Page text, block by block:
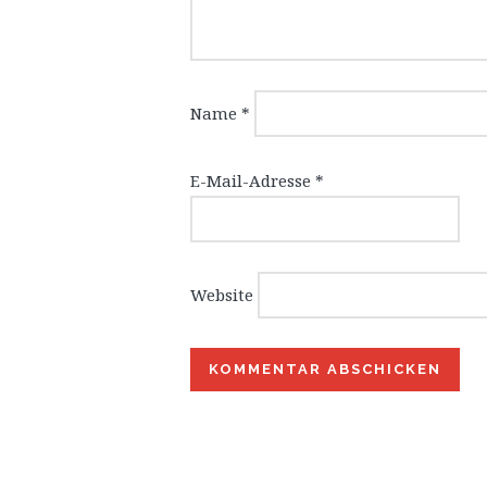
Name *
E-Mail-Adresse *
Website